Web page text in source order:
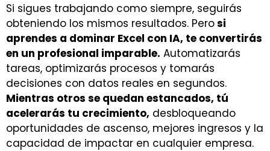
Si sigues trabajando como siempre, seguirás
obteniendo los mismos resultados. Perosi
aprendes a dominar Excel con IA, te convertirás
en un profesional imparable. Automatizarás
tareas, optimizarás procesos y tomarás
decisiones con datos reales en segundos.
Mientras otros se quedan estancados, tú
acelerarás tu crecimiento, desbloqueando
oportunidades de ascenso, mejores ingresos y la
capacidad de impactar en cualquier empresa.